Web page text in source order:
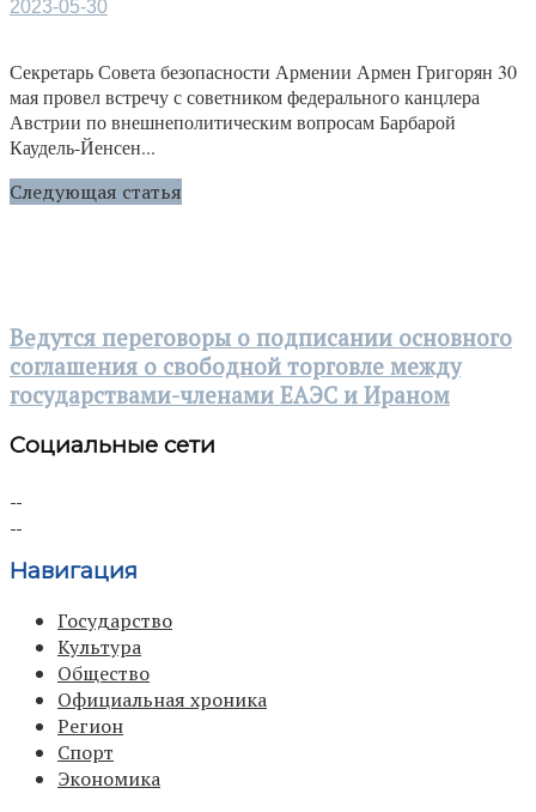
2023-05-30
Секретарь Совета безопасности Армении Армен Григорян 30
мая провел встречу с советником федерального канцлера
Австрии по внешнеполитическим вопросам Барбарой
Каудель-Йенсен...
Следующая статья
Ведутся переговоры о подписании основного
соглашения о свободной торговле между
государствами-членами ЕАЭС и Ираном
Социальные сети
Навигация
Государство
Культура
Общество
Официальная хроника
Регион
Спорт
Экономика